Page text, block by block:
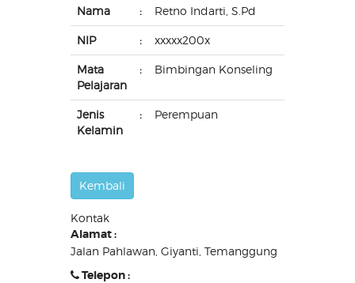
Nama : Retno Indarti, S.Pd
NIP : xxxxx200x
Mata
Pelajaran
: Bimbingan Konseling
Jenis
Kelamin
: Perempuan
Kontak
Alamat :
Jalan Pahlawan, Giyanti, Temanggung
Telepon :